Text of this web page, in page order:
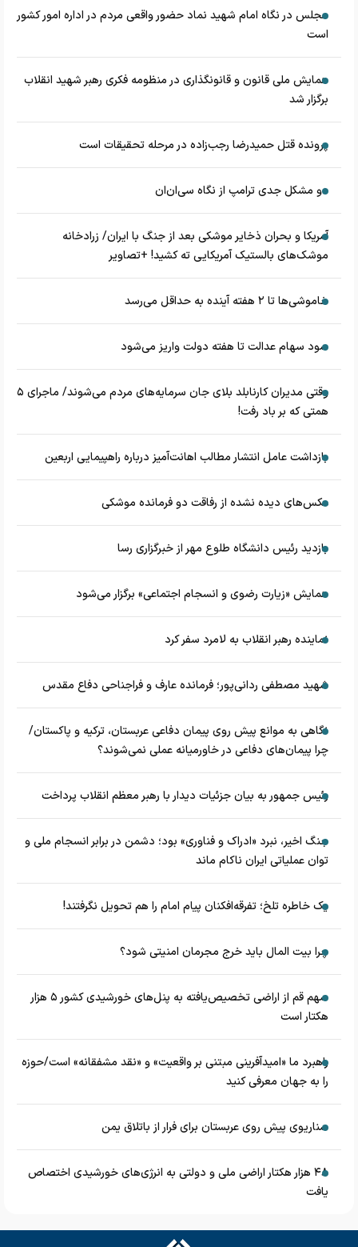
مجلس در نگاه امام شهید نماد حضور واقعی مردم در اداره امور کشور
است
همایش ملی قانون و قانونگذاری در منظومه فکری رهبر شهید انقلاب
برگزار شد
پرونده قتل حمیدرضا رجب‌زاده در مرحله تحقیقات است
دو مشکل جدی ترامپ از نگاه سی‌ان‌ان
آمریکا و بحران ذخایر موشکی بعد از جنگ با ایران/ زرادخانه
موشک‌های بالستیک آمریکایی ته کشید! +تصاویر
خاموشی‌ها تا ۲ هفته آینده به حداقل می‌رسد
سود سهام عدالت تا هفته دولت واریز می‌شود
وقتی مدیران کارنابلد بلای جان سرمایه‌های مردم می‌شوند/ ماجرای ۵
همتی که بر باد رفت!
بازداشت عامل انتشار مطالب اهانت‌آمیز درباره راهپیمایی اربعین
عکس‌های دیده نشده از رفاقت دو فرمانده‌ موشکی
بازدید رئیس دانشگاه طلوع مهر از خبرگزاری رسا
همایش «زیارت رضوی و انسجام اجتماعی» برگزار می‌شود
نماینده رهبر انقلاب به لامرد سفر کرد
شهید مصطفی ردانی‌پور؛ فرمانده عارف و فراجناحی دفاع مقدس
نگاهی به موانع پیش روی پیمان دفاعی عربستان، ترکیه و پاکستان/
چرا پیمان‌های دفاعی در خاورمیانه عملی نمی‌شوند؟
رئیس جمهور به بیان جزئیات دیدار با رهبر معظم انقلاب پرداخت
جنگ اخیر، نبرد «ادراک و فناوری» بود؛ دشمن در برابر انسجام ملی و
توان عملیاتی ایران ناکام ماند
یک خاطره تلخ؛ تفرقه‌افکنان پیام امام را هم تحویل نگرفتند!
چرا بیت المال باید خرج مجرمان امنیتی شود؟
سهم قم از اراضی تخصیص‌یافته به پنل‌های خورشیدی کشور ۵ هزار
هکتار است
راهبرد ما «امیدآفرینی مبتنی بر واقعیت» و «نقد مشفقانه» است/حوزه
را به جهان معرفی کنید
سناریوی پیش روی عربستان برای فرار از باتلاق یمن
۴۸ هزار هکتار اراضی ملی و دولتی به انرژی‌های خورشیدی اختصاص
یافت